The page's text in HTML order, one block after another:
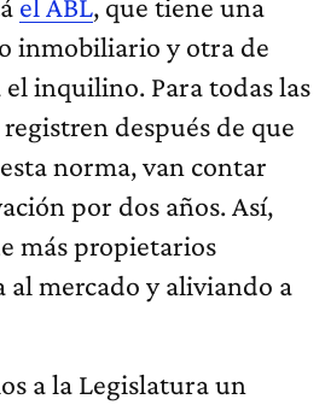
inmobiliario y otra de
el inquilino. Para todas las
después de que
norma, van contar
por dos años. Así,
más propietarios
al mercado y aliviando a
a la Legislatura un